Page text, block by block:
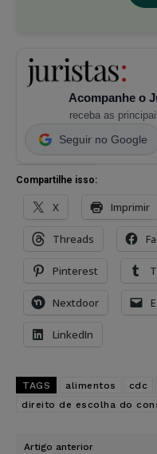
Acompanhe o
receba as
Seguir no Google
Compartilhe isso:
X Imprimir
Threads
Pinterest
Nextdoor
LinkedIn
TAGS alimentos cdc
direito de escolha do
Artigo anterior